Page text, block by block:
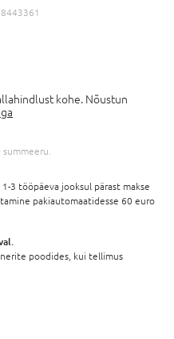
kohe. Nõustun
3 tööpäeva jooksul pärast makse
pakiautomaatidesse 60 euro
poodides, kui tellimus